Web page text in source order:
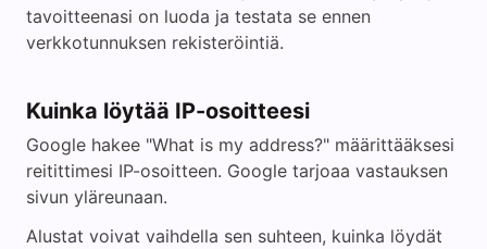
tavoitteenasi on luoda ja testata se ennen
verkkotunnuksen rekisteröintiä.
Kuinka löytää IP-osoitteesi
Google hakee "What is my address?" määrittääksesi
reitittimesi IP-osoitteen. Google tarjoaa vastauksen
sivun yläreunaan.
Alustat voivat vaihdella sen suhteen, kuinka löydät